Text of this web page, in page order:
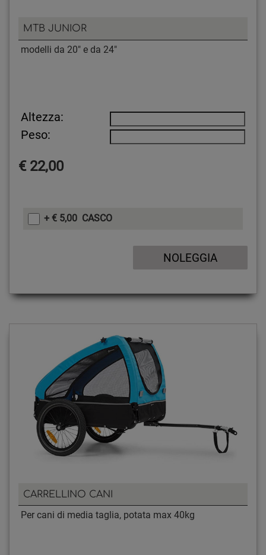
MTB JUNIOR
modelli da 20" e da 24"
Altezza:
Peso:
€ 22,00
+ € 5,00 CASCO
CARRELLINO CANI
Per cani di media taglia, potata max 40kg